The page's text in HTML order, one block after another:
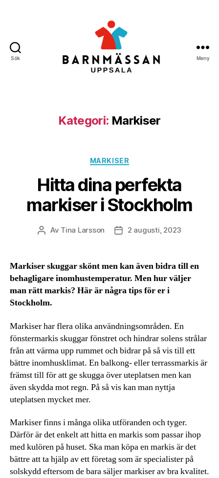
Sök Meny
Kategori: Markiser
Kategorier
MARKISER
Hitta dina perfekta
markiser i Stockholm
Inläggsförfattare
Av Tina Larsson Inläggsdatum
2 augusti, 2023
Markiser skuggar skönt men kan även bidra till en
behagligare inomhustemperatur. Men hur väljer
man rätt markis? Här är några tips för er i
Stockholm.
Markiser har flera olika användningsområden. En
fönstermarkis skuggar fönstret och hindrar solens strålar
från att värma upp rummet och bidrar på så vis till ett
bättre inomhusklimat. En balkong- eller terrassmarkis är
främst till för att ge skugga över uteplatsen men kan
även skydda mot regn. På så vis kan man nyttja
uteplatsen mycket mer.
Markiser finns i många olika utföranden och tyger.
Därför är det enkelt att hitta en markis som passar ihop
med kulören på huset. Ska man köpa en markis är det
bättre att ta hjälp av ett företag som är specialister på
solskydd eftersom de bara säljer markiser av bra kvalitet.